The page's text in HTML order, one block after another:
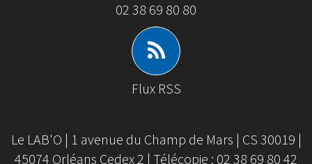
02 38 69 80 80
Flux RSS
Le LAB'O | 1 avenue du Champ de Mars | CS 30019 |
45074 Orléans Cedex 2 | Télécopie : 02 38 69 80 42